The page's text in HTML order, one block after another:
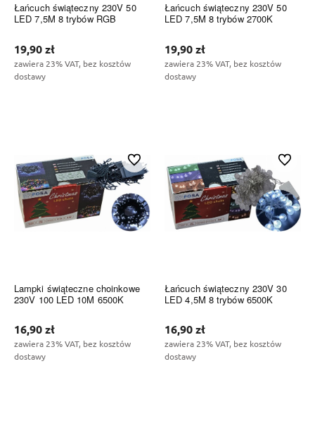
Łańcuch świąteczny 230V 50
LED 7,5M 8 trybów RGB
19,90 zł
zawiera 23% VAT, bez kosztów
dostawy
Łańcuch świąteczny 230V 50
LED 7,5M 8 trybów 2700K
19,90 zł
zawiera 23% VAT, bez kosztów
dostawy
Lampki świąteczne choinkowe
230V 100 LED 10M 6500K
16,90 zł
zawiera 23% VAT, bez kosztów
dostawy
Do ulubionych
Łańcuch świąteczny 230V 30
LED 4,5M 8 trybów 6500K
16,90 zł
zawiera 23% VAT, bez kosztów
dostawy
Do